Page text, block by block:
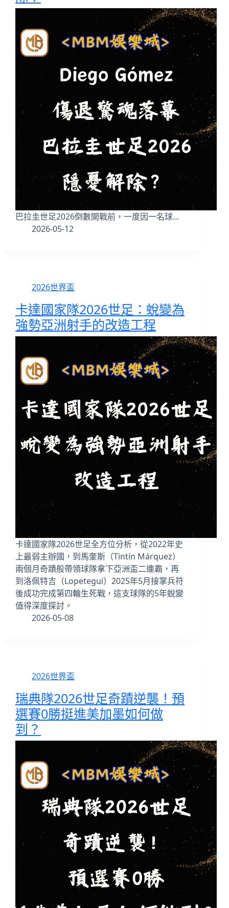
巴拉圭世足2026倒數開戰前，一度因一名球…
2026-05-12
2026世界盃
卡達國家隊2026世足：蛻變為
強勢亞洲射手的改造工程
卡達國家隊2026世足全方位分析，從2022年史
上最弱主辦國，到馬奎斯（Tintín Márquez）
兩個月奇蹟般帶領球隊拿下亞洲盃二連霸，再
到洛佩特吉（Lopetegui）2025年5月接掌兵符
後成功完成第四輪生死戰，這支球隊的5年蛻變
值得深度探討。
2026-05-08
2026世界盃
瑞典隊2026世足奇蹟逆襲！預
選賽0勝挺進美加墨如何做
到？